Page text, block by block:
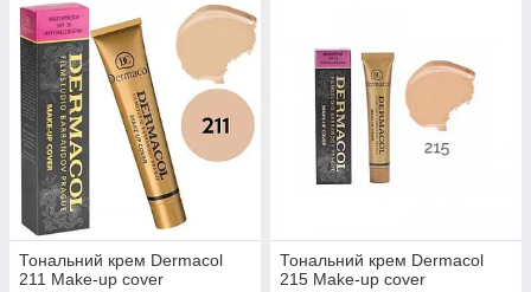
Тональний крем Dermacol
211 Make-up cover
Тональний крем Dermacol
215 Make-up cover